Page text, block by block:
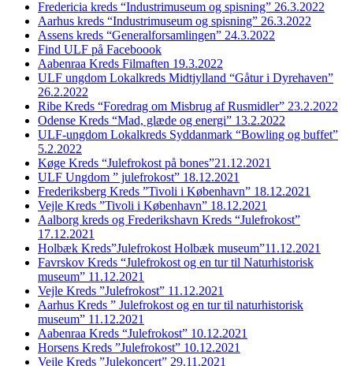
Fredericia kreds “Industrimuseum og spisning” 26.3.2022
Aarhus kreds “Industrimuseum og spisning” 26.3.2022
Assens kreds “Generalforsamlingen” 24.3.2022
Find ULF på Faceboook
Aabenraa Kreds Filmaften 19.3.2022
ULF ungdom Lokalkreds Midtjylland “Gåtur i Dyrehaven”
26.2.2022
Ribe Kreds “Foredrag om Misbrug af Rusmidler” 23.2.2022
Odense Kreds “Mad, glæde og energi” 13.2.2022
ULF-ungdom Lokalkreds Syddanmark “Bowling og buffet”
5.2.2022
Køge Kreds “Julefrokost på bones”21.12.2021
ULF Ungdom ” julefrokost” 18.12.2021
Frederiksberg Kreds ”Tivoli i København” 18.12.2021
Vejle Kreds ”Tivoli i København” 18.12.2021
Aalborg kreds og Frederikshavn Kreds “Julefrokost”
17.12.2021
Holbæk Kreds”Julefrokost Holbæk museum”11.12.2021
Favrskov Kreds “Julefrokost og en tur til Naturhistorisk
museum” 11.12.2021
Vejle Kreds ”Julefrokost” 11.12.2021
Aarhus Kreds ” Julefrokost og en tur til naturhistorisk
museum” 11.12.2021
Aabenraa Kreds “Julefrokost” 10.12.2021
Horsens Kreds ”Julefrokost” 10.12.2021
Vejle Kreds ”Julekoncert” 29.11.2021